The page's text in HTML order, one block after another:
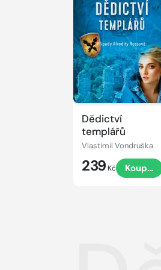
Dědictví
templářů
Vlastimil Vondruška
239 Kč Koupit